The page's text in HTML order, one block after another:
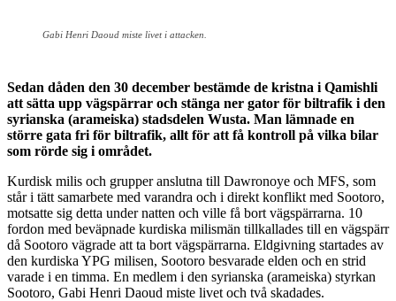
Gabi Henri Daoud miste livet i attacken.
Sedan dåden den 30 december bestämde de kristna i Qamishli
att sätta upp vägspärrar och stänga ner gator för biltrafik i den
syrianska (arameiska) stadsdelen Wusta. Man lämnade en
större gata fri för biltrafik, allt för att få kontroll på vilka bilar
som rörde sig i området.
Kurdisk milis och grupper anslutna till Dawronoye och MFS, som
står i tätt samarbete med varandra och i direkt konflikt med Sootoro,
motsatte sig detta under natten och ville få bort vägspärrarna. 10
fordon med beväpnade kurdiska milismän tillkallades till en vägspärr
då Sootoro vägrade att ta bort vägspärrarna. Eldgivning startades av
den kurdiska YPG milisen, Sootoro besvarade elden och en strid
varade i en timma. En medlem i den syrianska (arameiska) styrkan
Sootoro, Gabi Henri Daoud miste livet och två skadades.